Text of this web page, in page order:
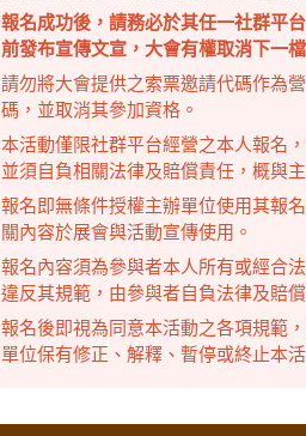
報名成功後，請務必於其任一社群平
前發布宣傳文宣，大會有權取消下一
請勿將大會提供之索票邀請代碼作為
碼，並取消其參加資格。
本活動僅限社群平台經營之本人報名
並須自負相關法律及賠償責任，概與
報名即無條件授權主辦單位使用其報
關內容於展會與活動宣傳使用。
報名內容須為參與者本人所有或經合
違反其規範，由參與者自負法律及賠
報名後即視為同意本活動之各項規範
單位保有修正、解釋、暫停或終止本